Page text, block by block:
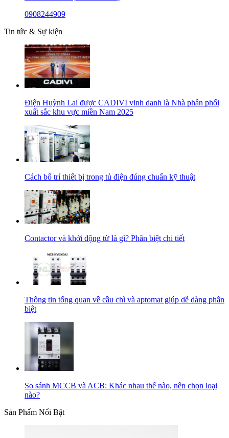
0908244909
Tin tức & Sự kiện
Điện Huỳnh Lai được CADIVI vinh danh là Nhà phân phối
xuất sắc khu vực miền Nam 2025
Cách bố trí thiết bị trong tủ điện đúng chuẩn kỹ thuật
Contactor và khởi động từ là gì? Phân biệt chi tiết
Thông tin tổng quan về cầu chì và aptomat giúp dễ dàng phân
biệt
So sánh MCCB và ACB: Khác nhau thế nào, nên chọn loại
nào?
Sản Phẩm Nổi Bật